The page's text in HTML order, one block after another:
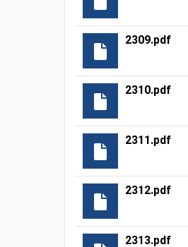
2309.pdf
2310.pdf
2311.pdf
2312.pdf
2313.pdf